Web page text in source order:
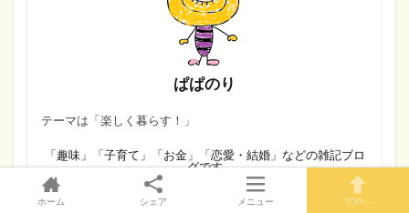
ぱぱのり
テーマは「楽しく暮らす！」
「趣味」「子育て」「お金」「恋愛・結婚」などの雑記ブロ
グです
・1986年生まれ
・2014年～結婚
ホーム シェア メニュー TOPへ